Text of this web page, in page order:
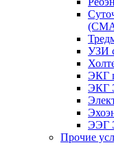
УЗИ
ЭКГ
ЭКГ
ЭЭГ
Прочие